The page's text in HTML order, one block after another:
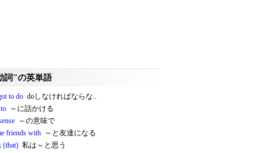
詞"の英単語
to do doしなければならな..
～に話かける
～の意味で
friends with ～と友達になる
(that) 私は～と思う